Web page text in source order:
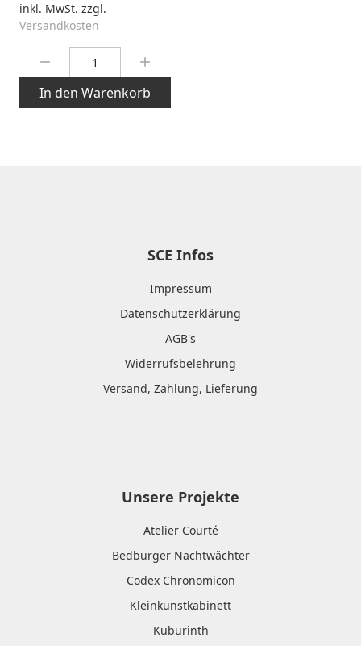
inkl. MwSt. zzgl.
Versandkosten
In den Warenkorb
SCE Infos
Impressum
Datenschutzerklärung
AGB's
Widerrufsbelehrung
Versand, Zahlung, Lieferung
Unsere Projekte
Atelier Courté
Bedburger Nachtwächter
Codex Chronomicon
Kleinkunstkabinett
Kuburinth